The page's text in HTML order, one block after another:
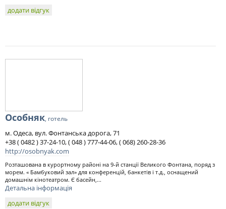
додати відгук
Особняк, готель
м. Одеса, вул. Фонтанська дорога, 71
+38 ( 0482 ) 37-24-10, ( 048 ) 777-44-06, ( 068) 260-28-36
http://osobnyak.com
Розташована в курортному районі на 9-й станції Великого Фонтана, поряд з
морем. « Бамбуковий зал» для конференцій, банкетів і т.д., оснащений
домашнім кінотеатром. Є басейн,...
Детальна інформація
додати відгук